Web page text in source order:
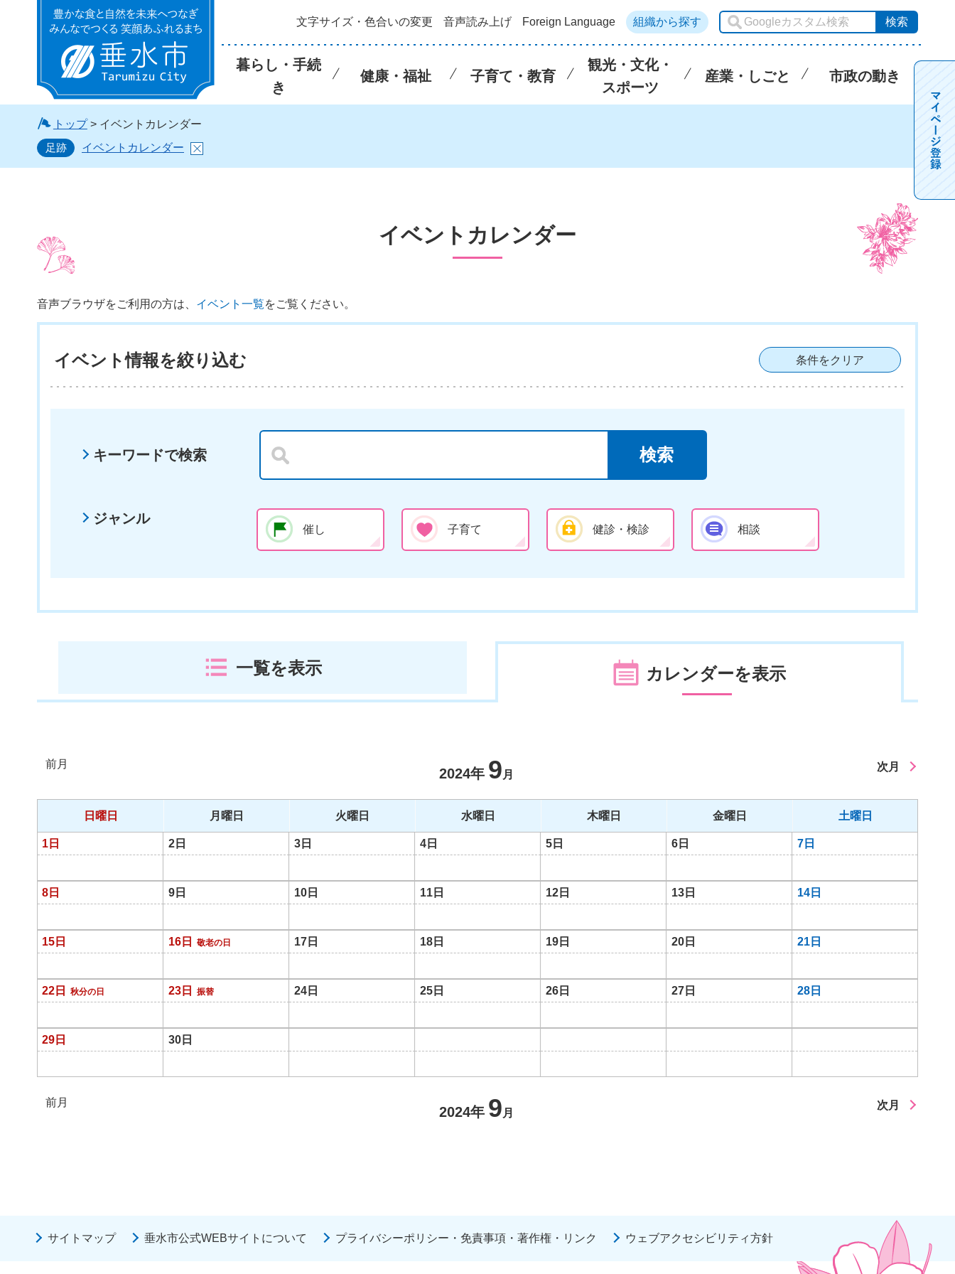
垂水市 文字サイズ・色合いの変更 音声読み上げ Foreign Language 組織から探す
暮らし・手続
き
健康・福祉 子育て・教育
観光・文化・
スポーツ
産業・しごと 市政の動き
トップ> イベントカレンダー
足跡
イベントカレンダー
イベントカレンダー
音声ブラウザをご利用の方は、 イベント一覧をご覧ください。
イベント情報を絞り込む 条件をクリア
キーワードで検索
ジャンル
催し 子育て 健診・検診 相談
一覧を表示 カレンダーを表示
前月
2024年 9 月
次月
日曜日 月曜日 火曜日 水曜日 木曜日 金曜日 土曜日
1日 2日 3日 4日 5日 6日 7日
8日 9日 10日 11日 12日 13日 14日
15日 16日 敬老の日 17日 18日 19日 20日 21日
22日 秋分の日 23日 振替 24日 25日 26日 27日 28日
29日 30日
前月
2024年 9 月
次月
サイトマップ 垂水市公式WEBサイトについて プライバシーポリシー・免責事項・著作権・リンク ウェブアクセシビリティ方針